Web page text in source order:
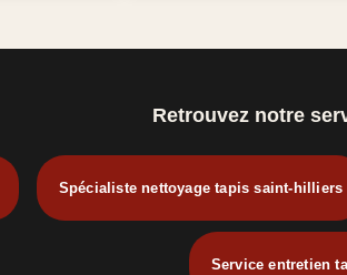
Retrouvez notre
Spécialiste nettoyage tapis saint-hilliers
Service entretien